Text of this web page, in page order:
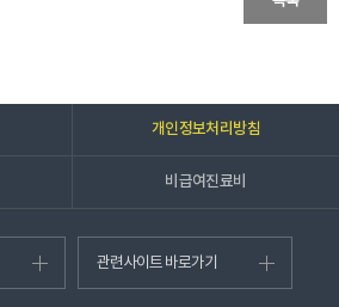
개인정보처리방침
비급여진료비
관련사이트 바로가기